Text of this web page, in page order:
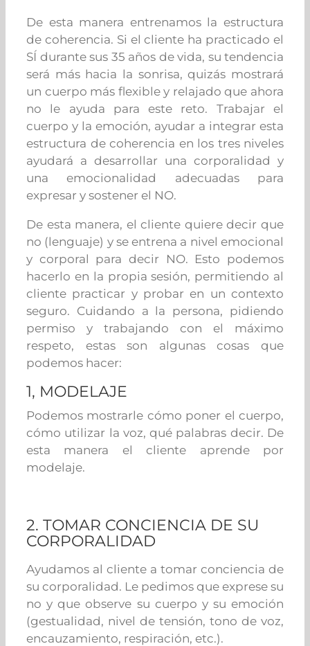
De esta manera entrenamos la estructura
de coherencia. Si el cliente ha practicado el
SÍ durante sus 35 años de vida, su tendencia
será más hacia la sonrisa, quizás mostrará
un cuerpo más flexible y relajado que ahora
no le ayuda para este reto. Trabajar el
cuerpo y la emoción, ayudar a integrar esta
estructura de coherencia en los tres niveles
ayudará a desarrollar una corporalidad y
una emocionalidad adecuadas para
expresar y sostener el NO.
De esta manera, el cliente quiere decir que
no (lenguaje) y se entrena a nivel emocional
y corporal para decir NO. Esto podemos
hacerlo en la propia sesión, permitiendo al
cliente practicar y probar en un contexto
seguro. Cuidando a la persona, pidiendo
permiso y trabajando con el máximo
respeto, estas son algunas cosas que
podemos hacer:
1, MODELAJE
Podemos mostrarle cómo poner el cuerpo,
cómo utilizar la voz, qué palabras decir. De
esta manera el cliente aprende por
modelaje.
2. TOMAR CONCIENCIA DE SU
CORPORALIDAD
Ayudamos al cliente a tomar conciencia de
su corporalidad. Le pedimos que exprese su
no y que observe su cuerpo y su emoción
(gestualidad, nivel de tensión, tono de voz,
encauzamiento, respiración, etc.).